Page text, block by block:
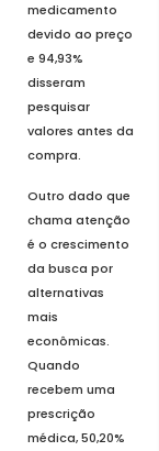
medicamento
devido ao preço
e 94,93%
disseram
pesquisar
valores antes da
compra.
Outro dado que
chama atenção
é o crescimento
da busca por
alternativas
mais
econômicas.
Quando
recebem uma
prescrição
médica, 50,20%